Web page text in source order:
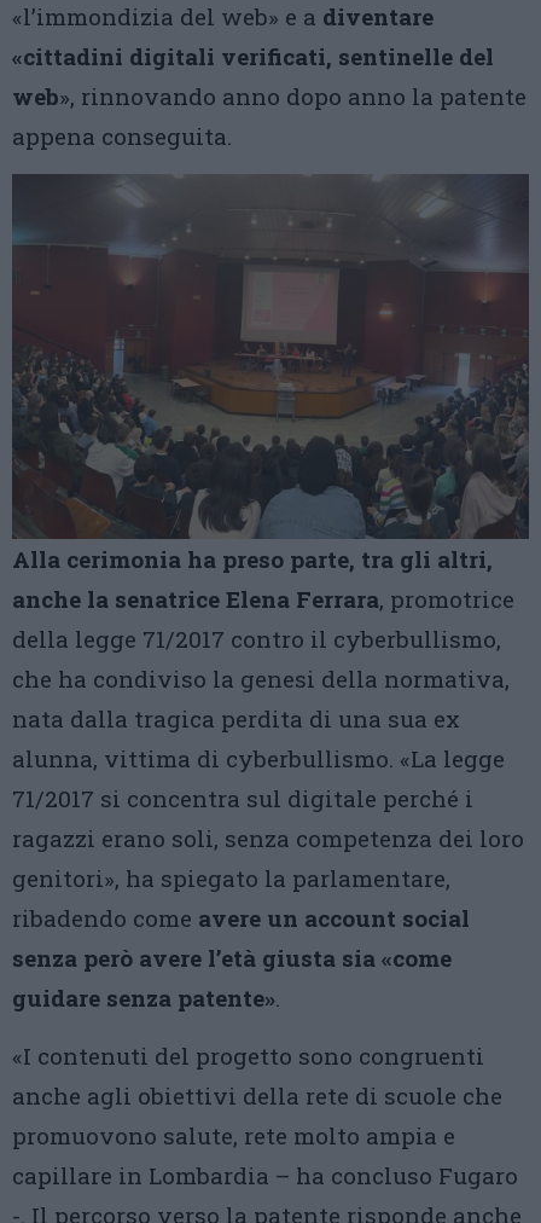
«l’immondizia del web» e a diventare
«cittadini digitali verificati, sentinelle del
web», rinnovando anno dopo anno la patente
appena conseguita.
Alla cerimonia ha preso parte, tra gli altri,
anche la senatrice Elena Ferrara, promotrice
della legge 71/2017 contro il cyberbullismo,
che ha condiviso la genesi della normativa,
nata dalla tragica perdita di una sua ex
alunna, vittima di cyberbullismo. «La legge
71/2017 si concentra sul digitale perché i
ragazzi erano soli, senza competenza dei loro
genitori», ha spiegato la parlamentare,
ribadendo come avere un account social
senza però avere l’età giusta sia «come
guidare senza patente».
«I contenuti del progetto sono congruenti
anche agli obiettivi della rete di scuole che
promuovono salute, rete molto ampia e
capillare in Lombardia – ha concluso Fugaro
-. Il percorso verso la patente risponde anche